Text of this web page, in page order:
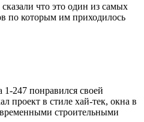
что это один из самых
по которым им приходилось
247 понравился своей
проект в стиле хай-тек, окна в
строительными